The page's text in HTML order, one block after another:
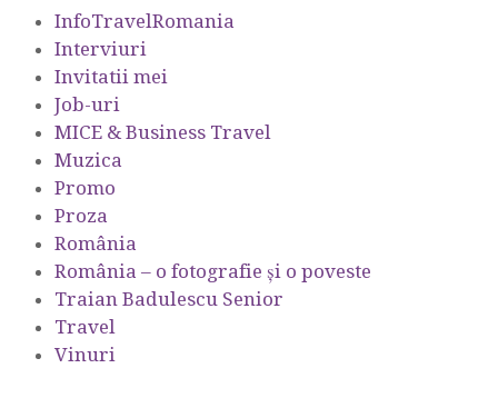
InfoTravelRomania
Interviuri
Invitatii mei
Job-uri
MICE & Business Travel
Muzica
Promo
Proza
România
România – o fotografie şi o poveste
Traian Badulescu Senior
Travel
Vinuri